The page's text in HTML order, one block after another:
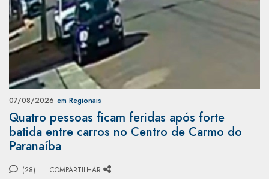
07/08/2026 em Regionais
Quatro pessoas ficam feridas após forte
batida entre carros no Centro de Carmo do
Paranaíba
(28) COMPARTILHAR